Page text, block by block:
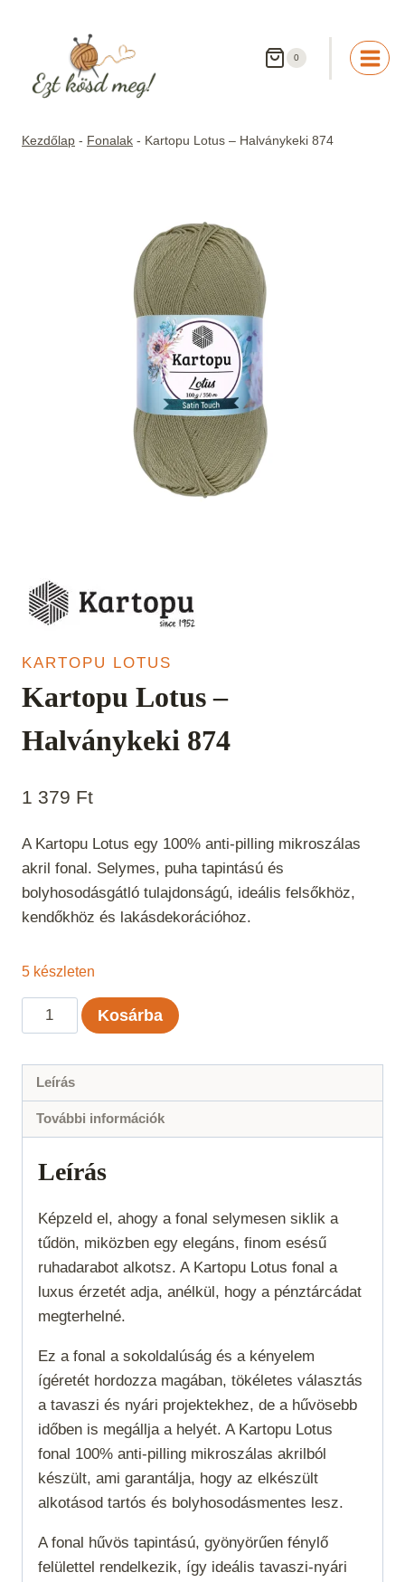
0
Kezdőlap - Fonalak - Kartopu Lotus – Halványkeki 874
KARTOPU LOTUS
Kartopu Lotus –
Halványkeki 874
1 379 Ft
A Kartopu Lotus egy 100% anti-pilling mikroszálas
akril fonal. Selymes, puha tapintású és
bolyhosodásgátló tulajdonságú, ideális felsőkhöz,
kendőkhöz és lakásdekorációhoz.
5 készleten
Kartopu
Lotus
Halványkeki
874
Kosárba
Leírás
További információk
Leírás
Képzeld el, ahogy a fonal selymesen siklik a
tűdön, miközben egy elegáns, finom esésű
ruhadarabot alkotsz. A Kartopu Lotus fonal a
luxus érzetét adja, anélkül, hogy a pénztárcádat
megterhelné.
Ez a fonal a sokoldalúság és a kényelem
ígéretét hordozza magában, tökéletes választás
a tavaszi és nyári projektekhez, de a hűvösebb
időben is megállja a helyét. A Kartopu Lotus
fonal 100% anti-pilling mikroszálas akrilból
készült, ami garantálja, hogy az elkészült
alkotásod tartós és bolyhosodásmentes lesz.
A fonal hűvös tapintású, gyönyörűen fénylő
felülettel rendelkezik, így ideális tavaszi-nyári